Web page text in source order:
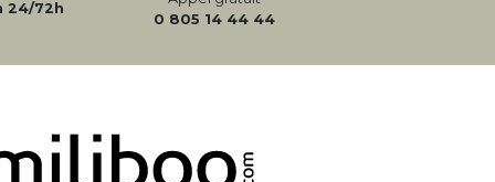
24/72h
0 805 14 44 44